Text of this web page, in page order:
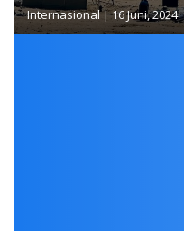
Internasional|16 Juni, 2024